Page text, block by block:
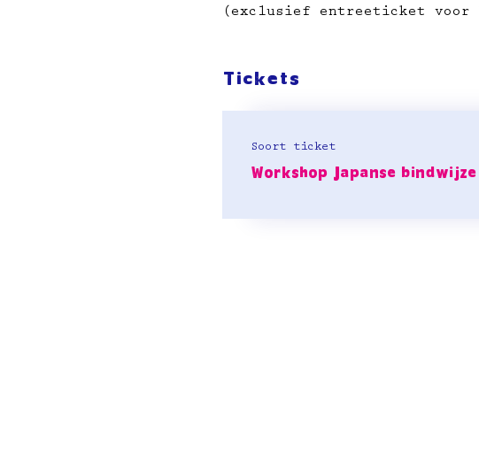
(exclusief entreeticket voor
Tickets
Soort ticket
Workshop Japanse bindwijze